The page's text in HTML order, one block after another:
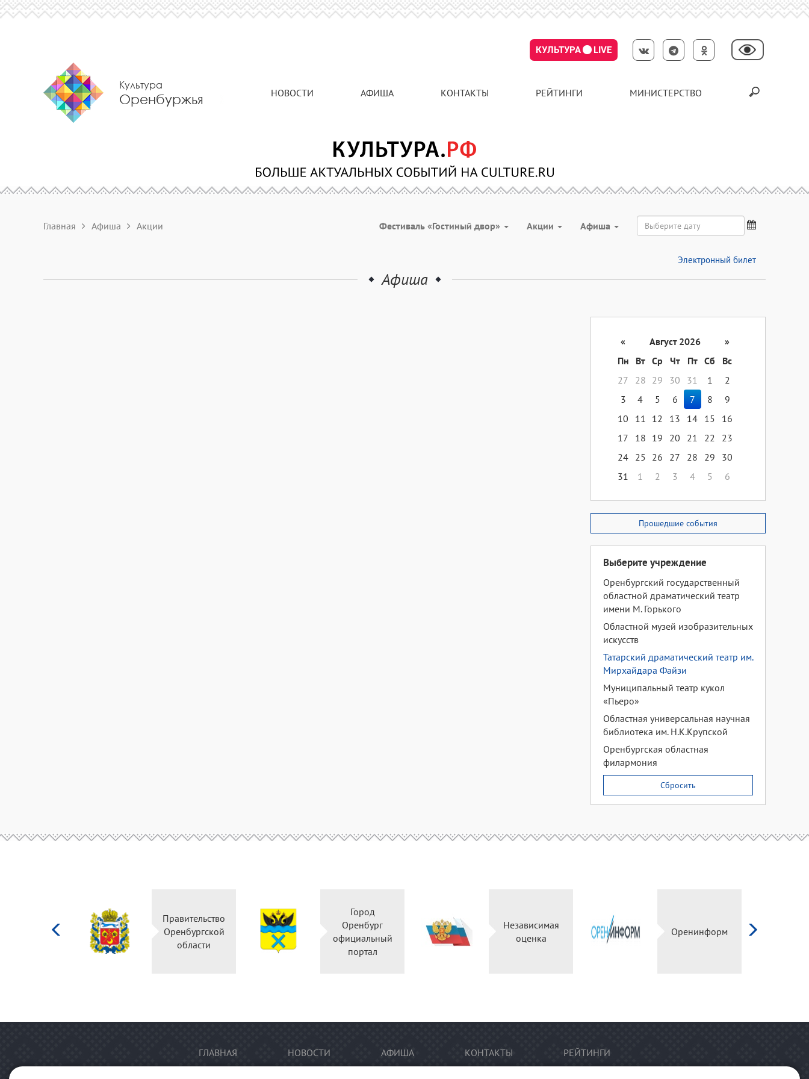
КУЛЬТУРА LIVE
Культура
Оренбуржья НОВОСТИ АФИША КОНТАКТЫ РЕЙТИНГИ МИНИСТЕРСТВО
Главная Афиша Акции Фестиваль «Гостиный двор» Акции Aфиша
Электронный билет
Афиша
« Август 2026
»
Пн
Вт Ср Чт Пт Сб
Вс
27
28 29 30 31 1
2
3
4 5 6 7 8
9
10
11 12 13 14 15
16
17
18 19 20 21 22
23
24 25 26 27 28 29
30
31
1 2 3 4 5 6
Прошедшие события
Выберите учреждение
Оренбургский государственный
областной драматический театр
имени М. Горького
Областной музей изобразительных
искусств
Татарский драматический театр им.
Мирхайдара Файзи
Муниципальный театр кукол
«Пьеро»
Областная универсальная научная
библиотека им. Н.К.Крупской
Оренбургская областная
филармония
Сбросить
Правительство
Оренбургской
области
Город
Оренбург
официальный
портал
Независимая
оценка
Оренинформ
ГЛАВНАЯ НОВОСТИ АФИША КОНТАКТЫ РЕЙТИНГИ